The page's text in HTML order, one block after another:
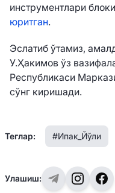
инструментлари
юритган.
Эслатиб ўтамиз,
У.Ҳакимов ўз
Республикаси
сўнг киришади.
Теглар: #Ипак_Йўли
Улашиш: